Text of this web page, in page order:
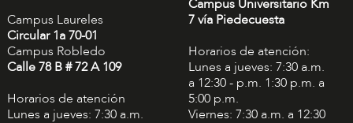
Campus Laureles
Circular 1a 70-01
Campus Robledo
Calle 78 B # 72 A 109
Horarios de atención
Lunes a jueves: 7:30 a.m.
Campus Universitario Km
7 vía Piedecuesta
Horarios de atención:
Lunes a jueves: 7:30 a.m.
a 12:30 - p.m. 1:30 p.m. a
5:00 p.m.
Viernes: 7:30 a.m. a 12:30